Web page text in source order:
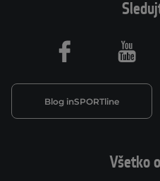
Všetko
Blog inSPORTline
Facebook Youtube